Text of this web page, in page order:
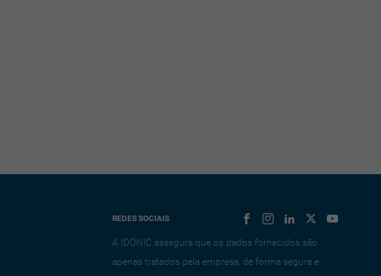
REDES SOCIAIS
A IDONIC assegura que os dados fornecidos são
apenas tratados pela empresa, de forma segura e